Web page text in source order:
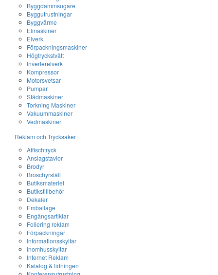
Byggdammsugare
Byggutrustningar
Byggvärme
Elmaskiner
Elverk
Förpackningsmaskiner
Högtryckstvätt
Inverterelverk
Kompressor
Motorsvetsar
Pumpar
Städmaskiner
Torkning Maskiner
Vakuummaskiner
Vedmaskiner
Reklam och Trycksaker
Affischtryck
Anslagstavlor
Brodyr
Broschyrställ
Butiksmateriel
Butikstillbehör
Dekaler
Emballage
Engångsartiklar
Foliering reklam
Förpackningar
Informationsskyltar
Inomhusskyltar
Internet Reklam
Katalog & tidningen